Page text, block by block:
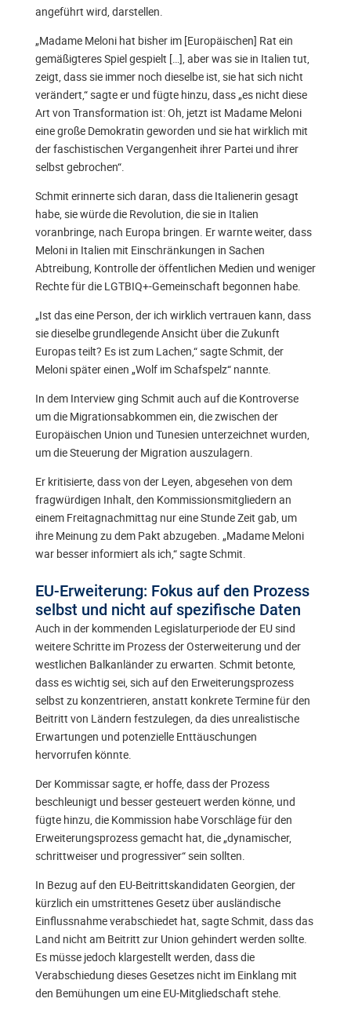
angeführt wird, darstellen.
„Madame Meloni hat bisher im [Europäischen] Rat ein
gemäßigteres Spiel gespielt […], aber was sie in Italien tut,
zeigt, dass sie immer noch dieselbe ist, sie hat sich nicht
verändert,“ sagte er und fügte hinzu, dass „es nicht diese
Art von Transformation ist­: Oh, jetzt ist Madame Meloni
eine große Demokratin geworden und sie hat wirklich mit
der faschistischen Vergangenheit ihrer Partei und ihrer
selbst gebrochen“.
Schmit erinnerte sich daran, dass die Italienerin gesagt
habe, sie würde die Revolution, die sie in Italien
voranbringe, nach Europa bringen. Er warnte weiter, dass
Meloni in Italien mit Einschränkungen in Sachen
Abtreibung, Kontrolle der öffentlichen Medien und weniger
Rechte für die LGTBIQ+-Gemeinschaft begonnen habe.
„Ist das eine Person, der ich wirklich vertrauen kann, dass
sie dieselbe grundlegende Ansicht über die Zukunft
Europas teilt? Es ist zum Lachen,“ sagte Schmit, der
Meloni später einen „Wolf im Schafspelz“ nannte.
In dem Interview ging Schmit auch auf die Kontroverse
um die Migrationsabkommen ein, die zwischen der
Europäischen Union und Tunesien unterzeichnet wurden,
um die Steuerung der Migration auszulagern.
Er kritisierte, dass von der Leyen, abgesehen von dem
fragwürdigen Inhalt, den Kommissionsmitgliedern an
einem Freitagnachmittag nur eine Stunde Zeit gab, um
ihre Meinung zu dem Pakt abzugeben. „Madame Meloni
war besser informiert als ich,“ sagte Schmit.
EU-Erweiterung: Fokus auf den Prozess
selbst und nicht auf spezifische Daten
Auch in der kommenden Legislaturperiode der EU sind
weitere Schritte im Prozess der Osterweiterung und der
westlichen Balkanländer zu erwarten. Schmit betonte,
dass es wichtig sei, sich auf den Erweiterungsprozess
selbst zu konzentrieren, anstatt konkrete Termine für den
Beitritt von Ländern festzulegen, da dies unrealistische
Erwartungen und potenzielle Enttäuschungen
hervorrufen könnte.
Der Kommissar sagte, er hoffe, dass der Prozess
beschleunigt und besser gesteuert werden könne, und
fügte hinzu, die Kommission habe Vorschläge für den
Erweiterungsprozess gemacht hat, die „dynamischer,
schrittweiser und progressiver“ sein sollten.
In Bezug auf den EU-Beitrittskandidaten Georgien, der
kürzlich ein umstrittenes Gesetz über ausländische
Einflussnahme verabschiedet hat, sagte Schmit, dass das
Land nicht am Beitritt zur Union gehindert werden sollte.
Es müsse jedoch klargestellt werden, dass die
Verabschiedung dieses Gesetzes nicht im Einklang mit
den Bemühungen um eine EU-Mitgliedschaft stehe.